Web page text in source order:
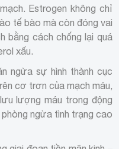
Estrogen không chỉ
tế bào mà còn đóng vai
bằng cách chống lại quá
xấu.
ngừa sự hình thành cục
cơ trơn của mạch máu,
lượng máu trong động
ngừa tình trạng cao